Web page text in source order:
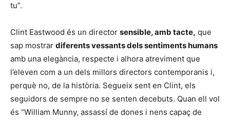
tu”.
Clint Eastwood és un director sensible, amb tacte, que
sap mostrar diferents vessants dels sentiments humans
amb una elegància, respecte i alhora atreviment que
l’eleven com a un dels millors directors contemporanis i,
perquè no, de la història. Segueix sent en Clint, els
seguidors de sempre no se senten decebuts. Quan ell vol
és “William Munny, assassí de dones i nens capaç de